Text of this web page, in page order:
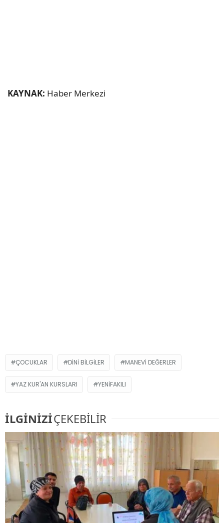
KAYNAK: Haber Merkezi
ÇOCUKLAR DINI BILGILER MANEVI DEĞERLER
YAZ KUR'AN KURSLARI YENIFAKILI
İLGİNİZİÇEKEBİLİR